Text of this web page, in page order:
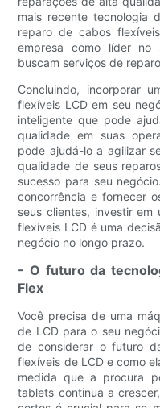
mais recente tecnologia
reparo de cabos
empresa como líder
buscam serviços de
Concluindo, incorporar
flexíveis LCD em seu
inteligente que pode
qualidade em suas
pode ajudá-lo a agilizar
qualidade de seus
sucesso para seu
concorrência e fornecer
seus clientes, investir
flexíveis LCD é uma
negócio no longo prazo.
- O futuro da
Flex
Você precisa de uma
de LCD para o seu
de considerar o futuro
flexíveis de LCD e como
medida que a procura
tablets continua a